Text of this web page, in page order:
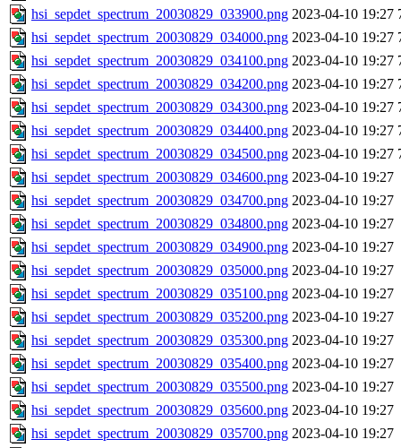
hsi_sepdet_spectrum_20030829_033900.png 2023-04-10 19:27
hsi_sepdet_spectrum_20030829_034000.png 2023-04-10 19:27
hsi_sepdet_spectrum_20030829_034100.png 2023-04-10 19:27
hsi_sepdet_spectrum_20030829_034200.png 2023-04-10 19:27
hsi_sepdet_spectrum_20030829_034300.png 2023-04-10 19:27
hsi_sepdet_spectrum_20030829_034400.png 2023-04-10 19:27
hsi_sepdet_spectrum_20030829_034500.png 2023-04-10 19:27
hsi_sepdet_spectrum_20030829_034600.png 2023-04-10 19:27
hsi_sepdet_spectrum_20030829_034700.png 2023-04-10 19:27
hsi_sepdet_spectrum_20030829_034800.png 2023-04-10 19:27
hsi_sepdet_spectrum_20030829_034900.png 2023-04-10 19:27
hsi_sepdet_spectrum_20030829_035000.png 2023-04-10 19:27
hsi_sepdet_spectrum_20030829_035100.png 2023-04-10 19:27
hsi_sepdet_spectrum_20030829_035200.png 2023-04-10 19:27
hsi_sepdet_spectrum_20030829_035300.png 2023-04-10 19:27
hsi_sepdet_spectrum_20030829_035400.png 2023-04-10 19:27
hsi_sepdet_spectrum_20030829_035500.png 2023-04-10 19:27
hsi_sepdet_spectrum_20030829_035600.png 2023-04-10 19:27
hsi_sepdet_spectrum_20030829_035700.png 2023-04-10 19:27